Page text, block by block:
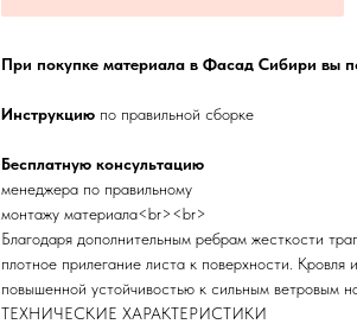
При покупке материала в Фасад Сибири вы
Инструкцию по правильной сборке
Бесплатную консультацию
менеджера по правильному
монтажу материала<br><br>
Благодаря дополнительным ребрам жесткости
плотное прилегание листа к поверхности. Кровля
повышенной устойчивостью к сильным ветровым
ТЕХНИЧЕСКИЕ ХАРАКТЕРИСТИКИ